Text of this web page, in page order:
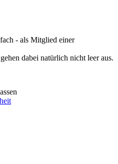
- als Mitglied einer
dabei natürlich nicht leer aus.